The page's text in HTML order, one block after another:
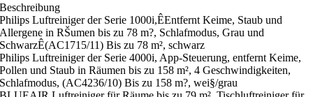
Beschreibung
Philips Luftreiniger der Serie 1000i,ÊEntfernt Keime, Staub und
Allergene in RŠumen bis zu 78 m?, Schlafmodus, Grau und
SchwarzÊ(AC1715/11) Bis zu 78 m², schwarz
Philips Luftreiniger der Serie 4000i, App-Steuerung, entfernt Keime,
Pollen und Staub in Räumen bis zu 158 m², 4 Geschwindigkeiten,
Schlafmodus, (AC4236/10) Bis zu 158 m?, wei§/grau